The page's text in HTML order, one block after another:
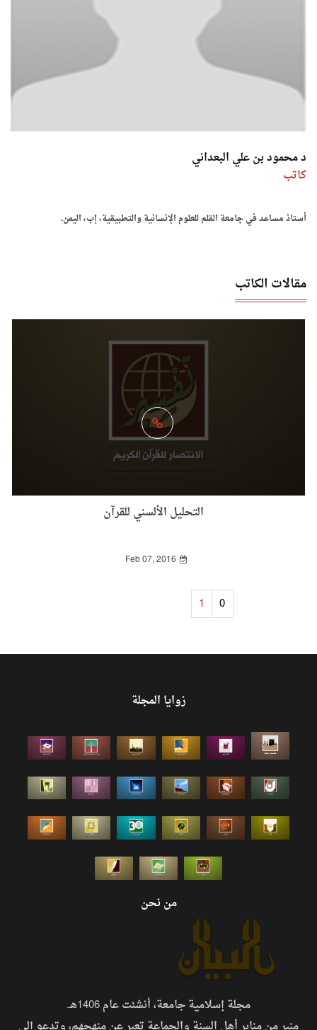
د محمود بن علي البعداني
كاتب
أستاذ مساعد في جامعة القلم للعلوم الإنسانية والتطبيقية، إب، اليمن.
مقالات الكاتب
التحليل الألسني للقرآن
Feb 07, 2016
0
1
زوايا المجلة
من نحن
مجلة إسلامية جامعة، أنشئت عام 1406هـ.